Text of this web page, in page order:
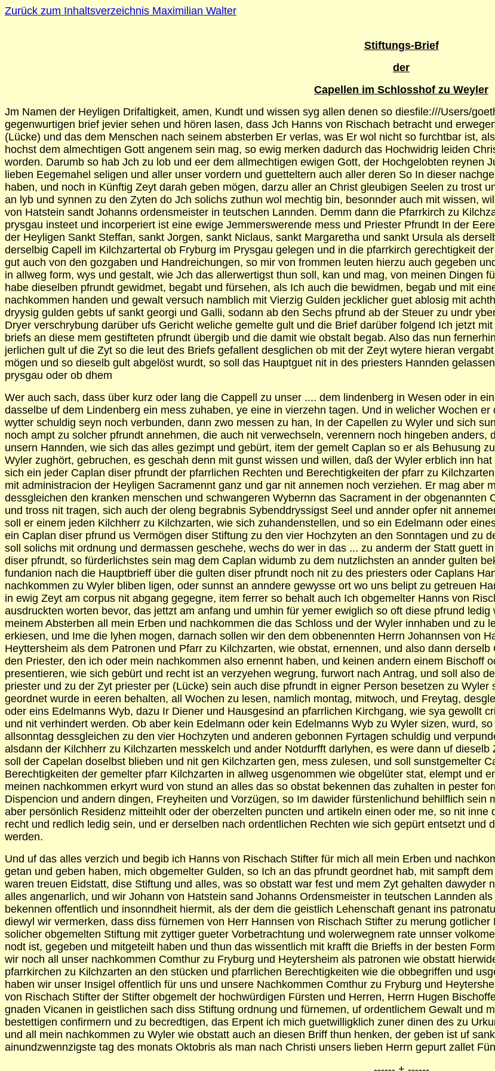
Zurück zum Inhaltsverzeichnis Maximilian Walter
Stiftungs-Brief
der
Capellen im Schlosshof zu Weyler
Jm Namen der Heyligen Drifaltigkeit, amen, Kundt und wissen syg allen denen so diesfile:///Users/
gegenwurtigen brief jevier sehen und hören lasen, dass Jch Hanns von Rischach betracht und
(Lücke) und das dem Menschen nach seinem absterben Er verlas, was Er wol nicht so furchtbar ist,
hochst dem almechtigen Gott angenem sein mag, so ewig merken dadurch das Hochwidrig leiden
worden. Darumb so hab Jch zu lob und eer dem allmechtigen ewigen Gott, der Hochgelobten reynen
lieben Eegemahel seligen und aller unser vordern und guetteltern auch aller deren So In dieser
haben, und noch in Künftig Zeyt darah geben mögen, darzu aller an Christ gleubigen Seelen zu trost
an lyb und synnen zu den Zyten do Jch solichs zuthun wol mechtig bin, besonnder auch mit wissen,
von Hatstein sandt Johanns ordensmeister in teutschen Lannden. Demm dann die Pfarrkirch zu
prysgau insteet und incorperiert ist eine ewige Jemmerswerende mess und Priester Pfrundt In der
der Heyligen Sankt Steffan, sankt Jorgen, sankt Niclaus, sankt Margaretha und sankt Ursula als
derselbig Capell im Kilchzartertal ob Fryburg im Prysgau gelegen und in die pfarrkirch gerechtigkeit
gut auch von den gozgaben und Handreichungen, so mir von frommen leuten hierzu auch gegeben
in allweg form, wys und gestalt, wie Jch das allerwertigst thun soll, kan und mag, von meinen Dingen
habe dieselben pfrundt gewidmet, begabt und fürsehen, als Ich auch die bewidmen, begab und mit
nachkommen handen und gewalt versuch namblich mit Vierzig Gulden jecklicher guet ablosig mit
dryysig gulden gebts uf sankt georgi und Galli, sodann ab den Sechs pfrund ab der Steuer zu undr
Dryer verschrybung darüber ufs Gericht weliche gemelte gult und die Brief darüber folgend Ich jetzt
briefs an diese mem gestifteten pfrundt übergib und die damit wie obstalt begab. Also das nun
jerlichen gult uf die Zyt so die leut des Briefs gefallent desglichen ob mit der Zeyt wytere hieran
mögen und so dieselb gult abgelöst wurdt, so soll das Hauptguet nit in des priesters Hannden
prysgau oder ob dhem
Wer auch sach, dass über kurz oder lang die Cappell zu unser .... dem lindenberg in Wesen oder in
dasselbe uf dem Lindenberg ein mess zuhaben, ye eine in vierzehn tagen. Und in welicher Wochen
wytter schuldig seyn noch verbunden, dann zwo messen zu han, In der Capellen zu Wyler und sich
noch ampt zu solcher pfrundt annehmen, die auch nit verwechseln, verennern noch hingeben
unsern Hannden, wie sich das alles gezimpt und gebürt, item der gemelt Caplan so er als Behusung
Wyler zughört, gebruchen, es geschah denn mit gunst wissen und willen, daß der Wyler erblich inn
sich ein jeder Caplan diser pfrundt der pfarrlichen Rechten und Berechtigkeiten der pfarr zu
mit administracion der Heyligen Sacramennt ganz und gar nit annemen noch verziehen. Er mag aber
dessgleichen den kranken menschen und schwangeren Wybernn das Sacrament in der
und tross nit tragen, sich auch der oleng begrabnis Sybenddryssigst Seel und annder opfer nit
soll er einem jeden Kilchherr zu Kilchzarten, wie sich zuhandenstellen, und so ein Edelmann oder
ein Caplan diser pfrund us Vermögen diser Stiftung zu den vier Hochzyten an den Sonntagen und zu
soll solichs mit ordnung und dermassen geschehe, wechs do wer in das ... zu anderm der Statt guett
diser pfrundt, so fürderlichstes sein mag dem Caplan widumb zu dem nutzlichsten an annder gulten
fundanion nach die Hauptbrieff über die gulten diser pfrundt noch nit zu des priesters oder Caplans
nachkommen zu Wyler bliben ligen, oder sunnst an anndere gewysse ort wo uns belipt zu getreuen
in ewig Zeyt am corpus nit abgang gegegne, item ferrer so behalt auch Ich obgemelter Hanns von
ausdruckten worten bevor, das jettzt am anfang und umhin für yemer ewiglich so oft diese pfrund
meinem Absterben all mein Erben und nachkommen die das Schloss und der Wyler innhaben und zu
erkiesen, und Ime die lyhen mogen, darnach sollen wir den dem obbenennten Herrn Johannsen von
Heyttersheim als dem Patronen und Pfarr zu Kilchzarten, wie obstat, ernennen, und also dann
den Priester, den ich oder mein nachkommen also ernennt haben, und keinen andern einem Bischoff
presentieren, wie sich gebürt und recht ist an verzyehen wegrung, furwort nach Antrag, und soll also
priester und zu der Zyt priester per (Lücke) sein auch dise pfrundt in eigner Person besetzen zu
geordnet wurde in eeren behalten, all Wochen zu lesen, namlich montag, mitwoch, und Freytag,
oder eins Edelmanns Wyb, dazu Ir Diener und Hausgesind an pfarrlichen Kirchgang, wie sya gewollt
und nit verhindert werden. Ob aber kein Edelmann oder kein Edelmanns Wyb zu Wyler sizen, wurd,
allsonntag dessgleichen zu den vier Hochzyten und anderen gebonnen Fyrtagen schuldig und
alsdann der Kilchherr zu Kilchzarten messkelch und ander Notdurfft darlyhen, es were dann uf
soll der Capelan doselbst blieben und nit gen Kilchzarten gen, mess zulesen, und soll sunstgemelter
Berechtigkeiten der gemelter pfarr Kilchzarten in allweg usgenommen wie obgelüter stat, elempt und
meinen nachkommen erkyrt wurd von stund an alles das so obstat bekennen das zuhalten in pester
Dispencion und andern dingen, Freyheiten und Vorzügen, so Im dawider fürstenlichund behilflich
aber persönlich Residenz mitteihlt oder der oberzelten puncten und artikeln einen oder me, so nit
recht und redlich ledig sein, und er derselben nach ordentlichen Rechten wie sich gepürt entsetzt
werden.
Und uf das alles verzich und begib ich Hanns von Rischach Stifter für mich all mein Erben und
getan und geben haben, mich obgemelter Gulden, so Ich an das pfrundt geordnet hab, mit sampft
waren treuen Eidstatt, dise Stiftung und alles, was so obstatt war fest und mem Zyt gehalten dawyder
alles angenarlich, und wir Johann von Hatstein sand Johanns Ordensmeister in teutschen Lannden
bekennen offentlich und insonndheit hiermit, als der dem die geistlich Lehenschaft genant ins
diewyl wir vermerken, dass diss fürnemen von Herr Hannsen von Rischach Stifter zu merung
solicher obgemelten Stiftung mit zyttiger gueter Vorbetrachtung und wolerwegnem rate unnser
nodt ist, gegeben und mitgeteilt haben und thun das wissentlich mit krafft die Brieffs in der besten
wir noch all unser nachkommen Comthur zu Fryburg und Heytersheim als patronen wie obstatt
pfarrkirchen zu Kilchzarten an den stücken und pfarrlichen Berechtigkeiten wie die obbegriffen und
haben wir unser Insigel offentlich für uns und unsere Nachkommen Comthur zu Fryburg und
von Rischach Stifter der Stifter obgemelt der hochwürdigen Fürsten und Herren, Herrn Hugen
gnaden Vicanen in geistlichen sach diss Stiftung ordnung und fürnemen, uf ordentlichem Gewalt und
bestettigen confirmern und zu becredtigen, das Erpent ich mich guetwilligklich zuner dinen des zu
und all mein nachkommen zu Wyler wie obstatt auch an diesen Briff thun henken, der geben ist uf
ainundzwennzigste tag des monats Oktobris als man nach Christi unsers lieben Herrn gepurt zallet